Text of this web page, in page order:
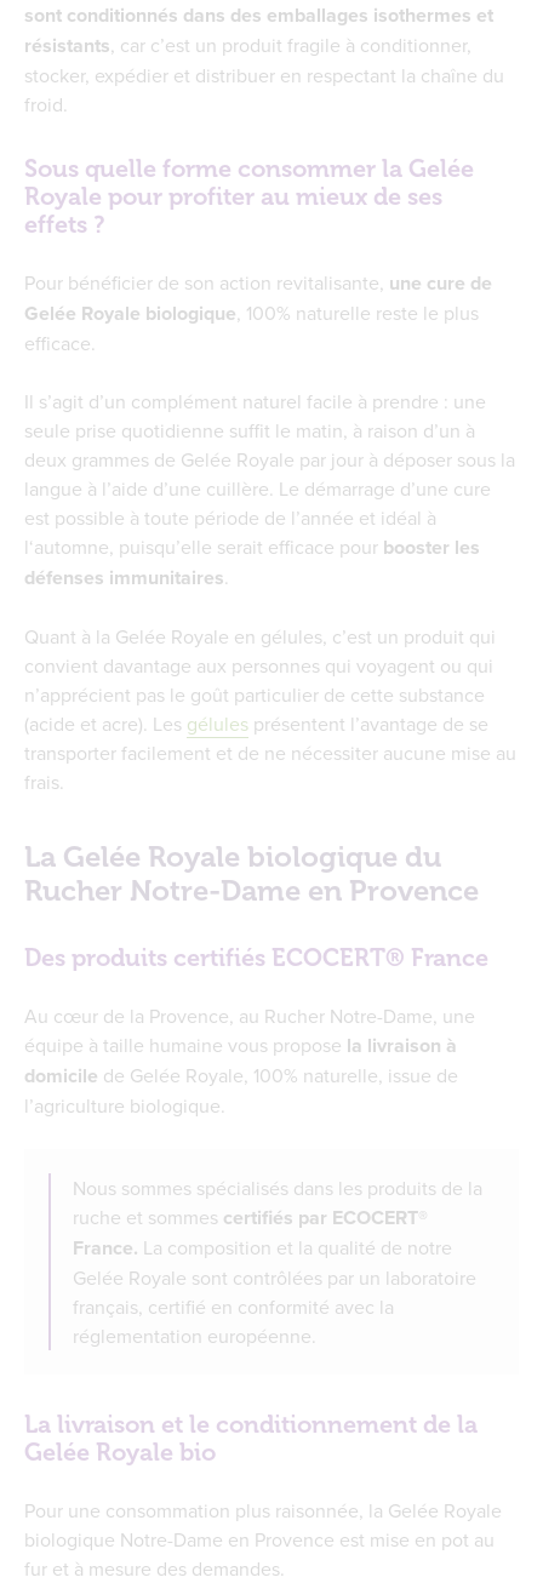
sont conditionnés dans des emballages isothermes et
résistants, car c’est un produit fragile à conditionner,
stocker, expédier et distribuer en respectant la chaîne du
froid.
Sous quelle forme consommer la Gelée
Royale pour profiter au mieux de ses
effets ?
Pour bénéficier de son action revitalisante, une cure de
Gelée Royale biologique, 100% naturelle reste le plus
efficace.
Il s’agit d’un complément naturel facile à prendre : une
seule prise quotidienne suffit le matin, à raison d’un à
deux grammes de Gelée Royale par jour à déposer sous la
langue à l’aide d’une cuillère. Le démarrage d’une cure
est possible à toute période de l’année et idéal à
l‘automne, puisqu’elle serait efficace pour booster les
défenses immunitaires.
Quant à la Gelée Royale en gélules, c’est un produit qui
convient davantage aux personnes qui voyagent ou qui
n’apprécient pas le goût particulier de cette substance
(acide et acre). Les gélules présentent l’avantage de se
transporter facilement et de ne nécessiter aucune mise au
frais.
La Gelée Royale biologique du
Rucher Notre-Dame en Provence
Des produits certifiés ECOCERT® France
Au cœur de la Provence, au Rucher Notre-Dame, une
équipe à taille humaine vous propose la livraison à
domicile de Gelée Royale, 100% naturelle, issue de
l’agriculture biologique.
Nous sommes spécialisés dans les produits de la
ruche et sommes certifiés par ECOCERT
France. La composition et la qualité de notre
Gelée Royale sont contrôlées par un laboratoire
français, certifié en conformité avec la
réglementation européenne.
La livraison et le conditionnement de la
Gelée Royale bio
Pour une consommation plus raisonnée, la Gelée Royale
biologique Notre-Dame en Provence est mise en pot au
fur et à mesure des demandes.